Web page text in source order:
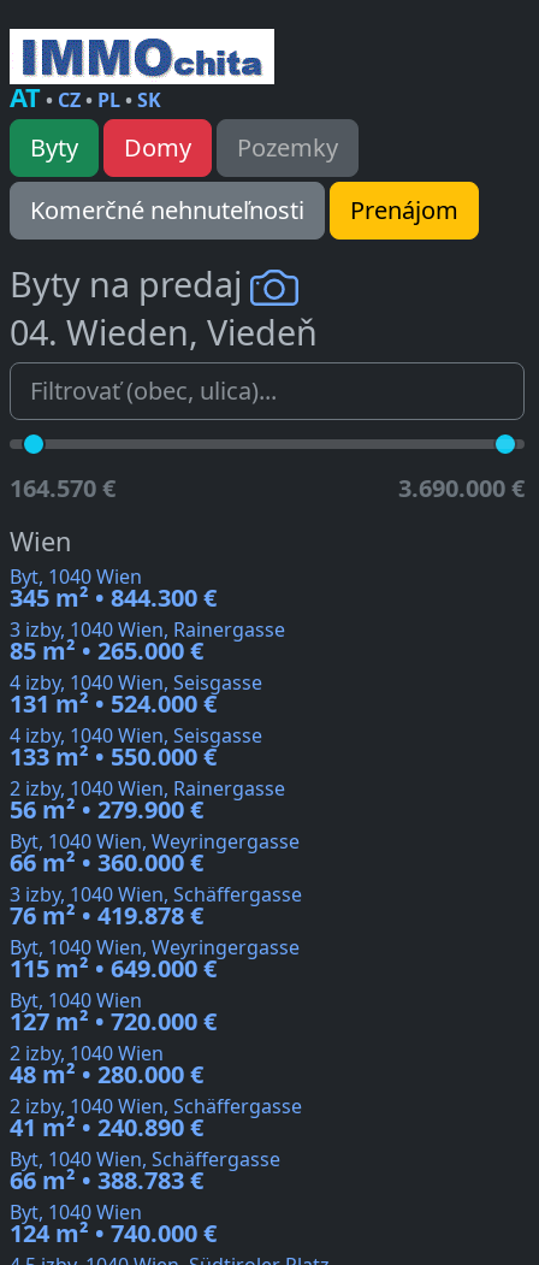
AT• CZ• PL•SK
Byty Domy
Pozemky
Komerčné nehnuteľnosti
Prenájom
Byty na predaj
04. Wieden, Viedeň
164.570 € 3.690.000 €
Wien
Byt, 1040 Wien
345 m² • 844.300 €
3 izby, 1040 Wien, Rainergasse
85 m² • 265.000 €
4 izby, 1040 Wien, Seisgasse
131 m² • 524.000 €
4 izby, 1040 Wien, Seisgasse
133 m² • 550.000 €
2 izby, 1040 Wien, Rainergasse
56 m² • 279.900 €
Byt, 1040 Wien, Weyringergasse
66 m² • 360.000 €
3 izby, 1040 Wien, Schäffergasse
76 m² • 419.878 €
Byt, 1040 Wien, Weyringergasse
115 m² • 649.000 €
Byt, 1040 Wien
127 m² • 720.000 €
2 izby, 1040 Wien
48 m² • 280.000 €
2 izby, 1040 Wien, Schäffergasse
41 m² • 240.890 €
Byt, 1040 Wien, Schäffergasse
66 m² • 388.783 €
Byt, 1040 Wien
124 m² • 740.000 €